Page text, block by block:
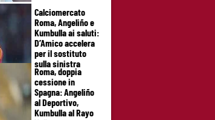
Calciomercato
Roma, Angeliño e
Kumbulla ai saluti:
D’Amico accelera
per il sostituto
sulla sinistra
Roma, doppia
cessione in
Spagna: Angeliño
al Deportivo,
Kumbulla al Rayo